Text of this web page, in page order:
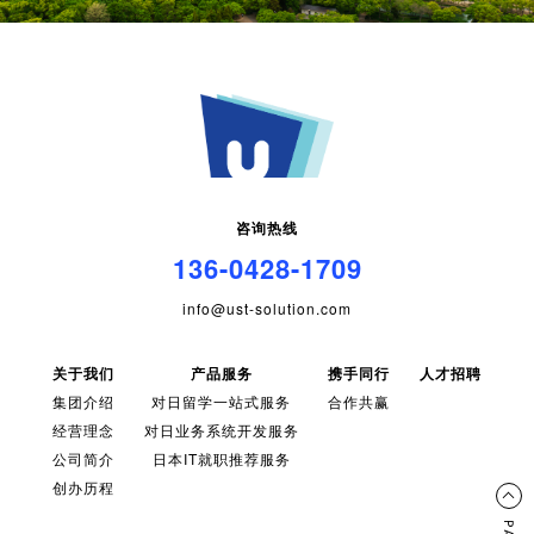
咨询热线
136-0428-1709
info@ust-solution.com
关于我们
集团介绍
经营理念
公司简介
创办历程
产品服务
对日留学一站式服务
对日业务系统开发服务
日本IT就职推荐服务
携手同行
合作共赢
人才招聘